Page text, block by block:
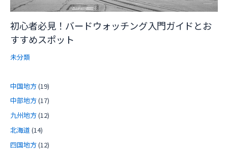
初心者必見！バードウォッチング入門ガイドとお
すすめスポット
未分類
中国地方(19)
中部地方(17)
九州地方(12)
北海道 (14)
四国地方(12)